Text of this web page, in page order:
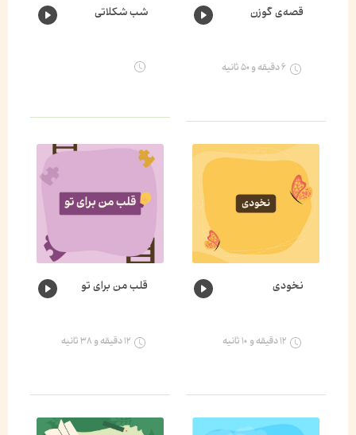
قصه‌ی گوزن
۶ دقیقه و ۵۰ ثانیه
شب شکلاتی
نخودی
۱۲ دقیقه و ۱۰ ثانیه
قلب من برای تو
۱۲ دقیقه و ۳۸ ثانیه